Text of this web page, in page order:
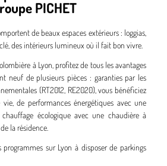
PICHET
de beaux espaces extérieurs : loggias,
des intérieurs lumineux où il fait bon vivre.
à Lyon, profitez de tous les avantages
neuf de plusieurs pièces : garanties par les
(RT2012, RE2020), vous bénéficiez
de performances énergétiques avec une
chauffage écologique avec une chaudière à
la résidence.
programmes sur Lyon à disposer de parkings